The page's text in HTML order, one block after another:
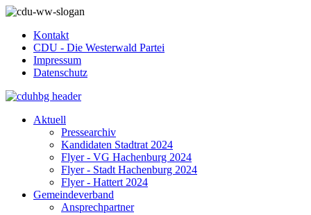
Kontakt
CDU - Die Westerwald Partei
Impressum
Datenschutz
Aktuell
Pressearchiv
Kandidaten Stadtrat 2024
Flyer - VG Hachenburg 2024
Flyer - Stadt Hachenburg 2024
Flyer - Hattert 2024
Gemeindeverband
Ansprechpartner